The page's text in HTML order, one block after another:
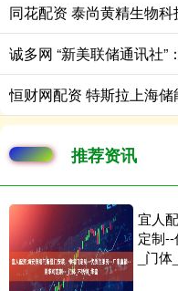
推荐资讯
宜人
定制
_门